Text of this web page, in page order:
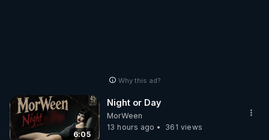
Why this ad?
6:05
Night or Day
MorWeen
13 hours ago
361 views